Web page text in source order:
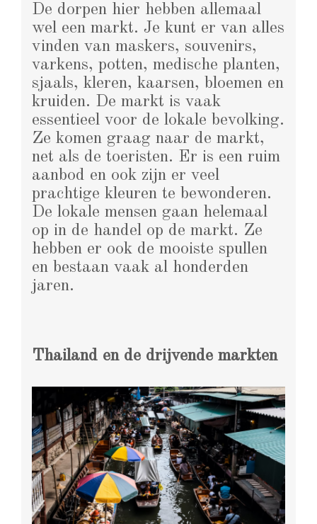
De dorpen hier hebben allemaal
wel een markt. Je kunt er van alles
vinden van maskers, souvenirs,
varkens, potten, medische planten,
sjaals, kleren, kaarsen, bloemen en
kruiden. De markt is vaak
essentieel voor de lokale bevolking.
Ze komen graag naar de markt,
net als de toeristen. Er is een ruim
aanbod en ook zijn er veel
prachtige kleuren te bewonderen.
De lokale mensen gaan helemaal
op in de handel op de markt. Ze
hebben er ook de mooiste spullen
en bestaan vaak al honderden
jaren.
Thailand en de drijvende markten